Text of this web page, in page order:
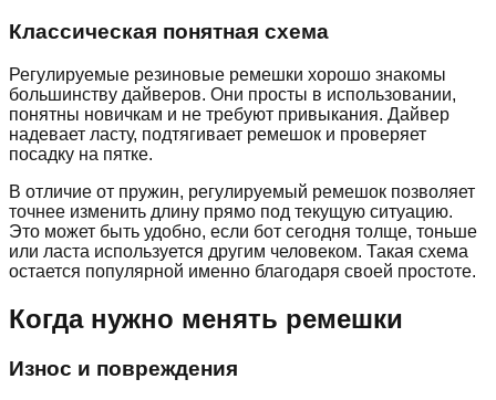
Классическая понятная схема
Регулируемые резиновые ремешки хорошо знакомы
большинству дайверов. Они просты в использовании,
понятны новичкам и не требуют привыкания. Дайвер
надевает ласту, подтягивает ремешок и проверяет
посадку на пятке.
В отличие от пружин, регулируемый ремешок позволяет
точнее изменить длину прямо под текущую ситуацию.
Это может быть удобно, если бот сегодня толще, тоньше
или ласта используется другим человеком. Такая схема
остается популярной именно благодаря своей простоте.
Когда нужно менять ремешки
Износ и повреждения